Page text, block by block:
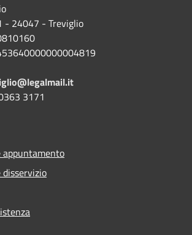
- 24047 - Treviglio
3171
appuntamento
disservizio